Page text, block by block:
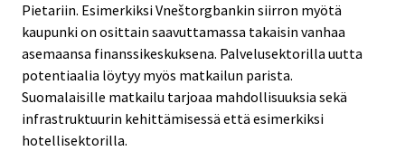
Pietariin. Esimerkiksi Vneštorgbankin siirron myötä
kaupunki on osittain saavuttamassa takaisin vanhaa
asemaansa finanssikeskuksena. Palvelusektorilla uutta
potentiaalia löytyy myös matkailun parista.
Suomalaisille matkailu tarjoaa mahdollisuuksia sekä
infrastruktuurin kehittämisessä että esimerkiksi
hotellisektorilla.